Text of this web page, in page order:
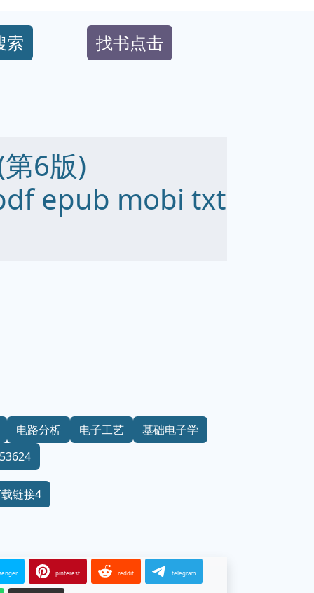
索 找书点击
6版)
epub mobi txt
电路分析 电子工艺
基础电子学
链接4
pinterest reddit telegram